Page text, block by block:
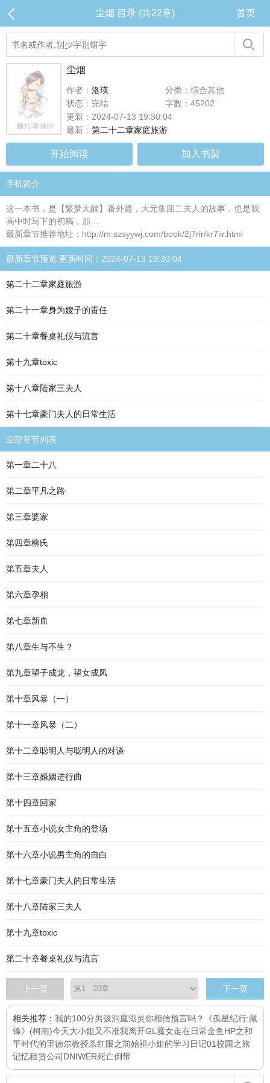
尘烟 目录 (共22章) 首页
尘烟
作者： 洛瑛
分类：综合其他
状态：完结
字数：45202
更新：2024-07-13 19:30:04
最新： 第二十二章家庭旅游
开始阅读 加入书架
手机简介
这一本书，是【繁梦大醒】番外篇，大元集团二夫人的故事，也是我
高中时写下的初稿，那 ...
最新章节推荐地址：http://m.szsyywj.com/book/2j7rir/kr7iir.html
最新章节预览 更新时间：2024-07-13 19:30:04
第二十二章家庭旅游
第二十一章身为嫂子的责任
第二十章餐桌礼仪与流言
第十九章toxic
第十八章陆家三夫人
第十七章豪门夫人的日常生活
全部章节列表
第一章二十八
第二章平凡之路
第三章婆家
第四章柳氏
第五章夫人
第六章孕相
第七章新血
第八章生与不生？
第九章望子成龙，望女成凤
第十章风暴（一）
第十一章风暴（二）
第十二章聪明人与聪明人的对谈
第十三章婚姻进行曲
第十四章回家
第十五章小说女主角的登场
第十六章小说男主角的自白
第十七章豪门夫人的日常生活
第十八章陆家三夫人
第十九章toxic
第二十章餐桌礼仪与流言
上一页 下一页
相关推荐： 我的100分男孩洞庭湖灵你相信预言吗？
《孤星纪行:藏
锋》 (柯南)今天大小姐又不准我离开GL 魔女走在日常金鱼HP之和
平时代的里德尔教授杀红眼之前始祖小姐的学习日记01校园之旅
记忆租赁公司 DNIWER死亡倒带